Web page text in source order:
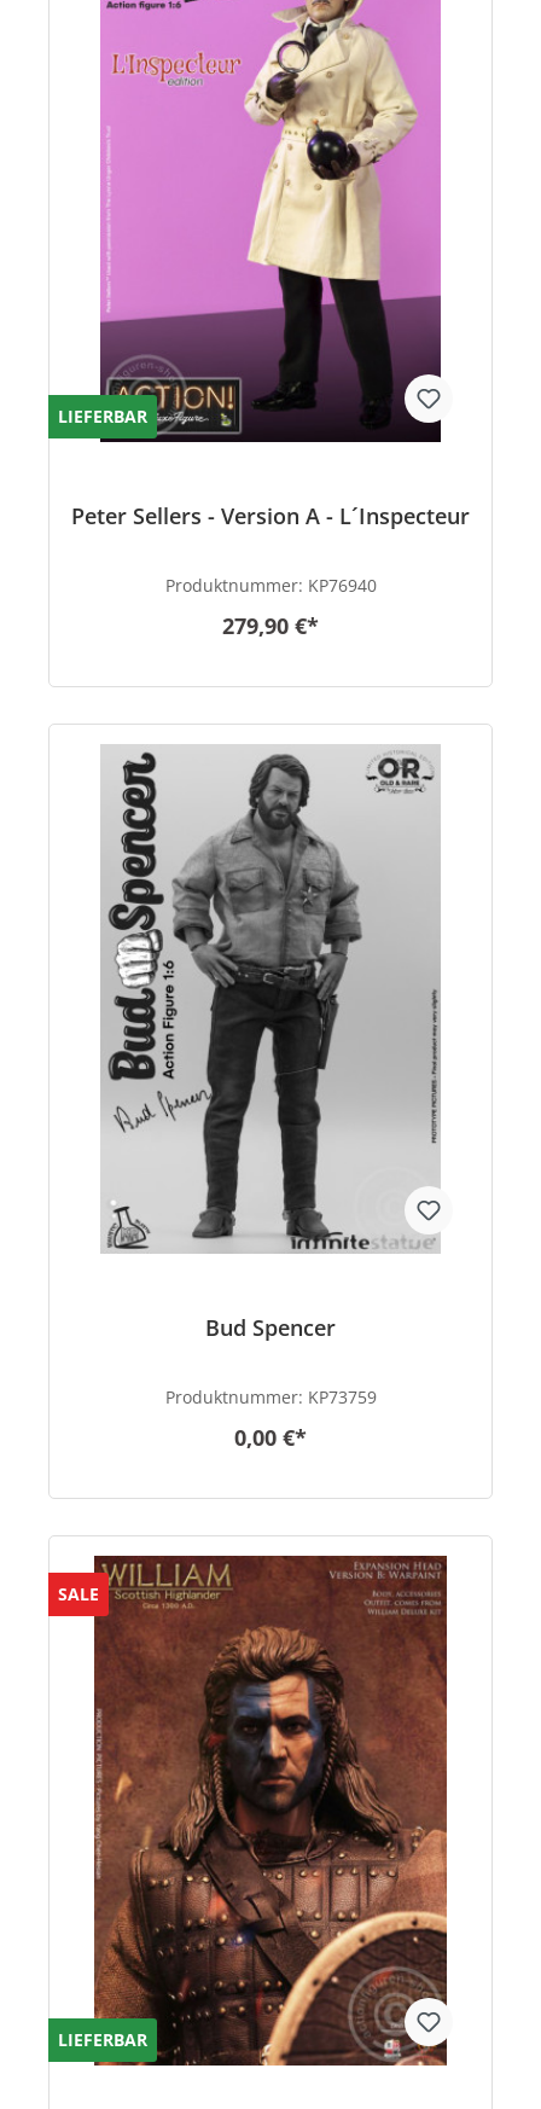
LIEFERBAR
Peter Sellers - Version A - L´Inspecteur
Produktnummer: KP76940
279,90 €*
Bud Spencer
Produktnummer: KP73759
0,00 €*
SALE
LIEFERBAR